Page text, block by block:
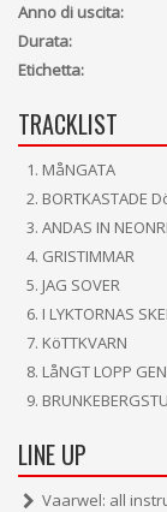
Anno di uscita:
Durata:
Etichetta:
TRACKLIST
MåNGATA
BORTKASTADE
ANDAS IN
GRISTIMMAR
JAG SOVER
I LYKTORNAS
KöTTKVARN
LåNGT LOPP
LINE UP
Vaarwel: all